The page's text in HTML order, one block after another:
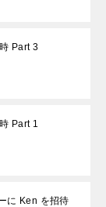
Part 3
Part 1
に Ken を招待